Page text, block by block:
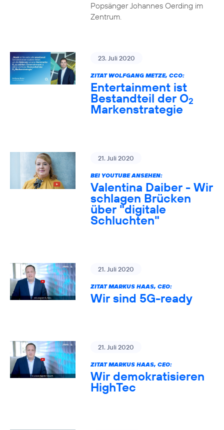
Popsänger Johannes Oerding im
Zentrum.
23. Juli 2020
ZITAT WOLFGANG METZE, CCO:
Entertainment ist
Bestandteil der O2
Markenstrategie
21. Juli 2020
BEI YOUTUBE ANSEHEN:
Valentina Daiber - Wir
schlagen Brücken
über "digitale
Schluchten"
21. Juli 2020
ZITAT MARKUS HAAS, CEO:
Wir sind 5G-ready
21. Juli 2020
ZITAT MARKUS HAAS, CEO:
Wir demokratisieren
HighTec